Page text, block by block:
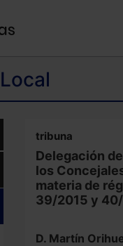
tribuna
Delegación
los
materia de
39/2015 y
D. Martín